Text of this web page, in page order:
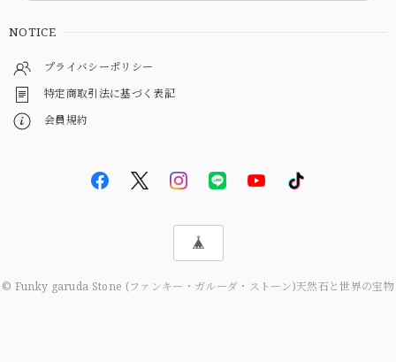
NOTICE
プライバシーポリシー
特定商取引法に基づく表記
会員規約
© Funky garuda Stone (ファンキー・ガルーダ・ストーン)天然石と世界の宝物